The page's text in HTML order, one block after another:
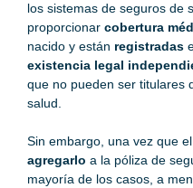
los sistemas de seguros de
proporcionar cobertura
nacido y están registradas
existencia legal
que no pueden ser titulares
salud.
Sin embargo, una vez que el
agregarlo a la póliza de
mayoría de los casos, a